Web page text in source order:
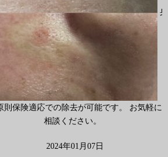
身
則保険適応での除去が可能です。 お気軽に
相談ください。
2024年01月07日